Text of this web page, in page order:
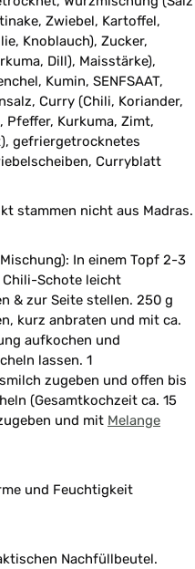
Zwiebel, Kartoffel,
Knoblauch), Zucker,
Dill), Maisstärke),
Kumin, SENFSAAT,
Curry (Chili, Koriander,
Pfeffer, Kurkuma, Zimt,
gefriergetrocknetes
Curryblatt
stammen nicht aus Madras.
In einem Topf 2-3
Chili-Schote leicht
& zur Seite stellen. 250 g
kurz anbraten und mit ca.
aufkochen und
lassen. 1
zugeben und offen bis
(Gesamtkochzeit ca. 15
und mit Melange
und Feuchtigkeit
Nachfüllbeutel.